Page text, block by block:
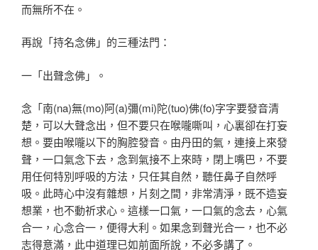
而無所不在。
再說「持名念佛」的三種法門：
一「出聲念佛」。
念「南(na)無(mo)阿(a)彌(mi)陀(tuo)佛(fo)字字要發音清
楚，可以大聲念出，但不要只在喉嚨嘶叫，心裏卻在打妄
想。要由喉嚨以下的胸腔發音。由丹田的氣，連接上來發
聲，一口氣念下去，念到氣接不上來時，閉上嘴巴，不要
用任何特別呼吸的方法，只任其自然，聽任鼻子自然呼
吸。此時心中沒有雜想，片刻之間，非常清淨，既不造妄
想業，也不動祈求心。這樣一口氣，一口氣的念去，心氣
合一，心念合一，便得大利。如果念到聲光合一，也不必
志得意滿，此中道理已如前面所說，不必多講了。